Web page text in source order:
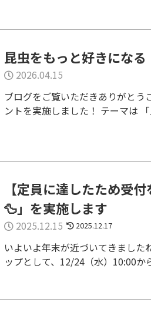
昆虫をもっと好きにな
2026.04.15
ブログをご覧いただきありがと
ントを実施しました！ テーマは
【定員に達したため受
🦆」を実施します
2025.12.15 2025.12.17
いよいよ年末が近づいてきまし
ップとして、12/24（水）10:00